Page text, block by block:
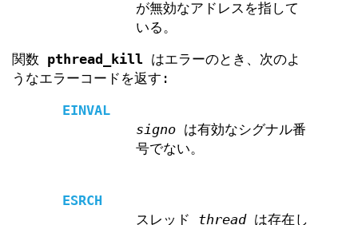
が無効なアドレスを指して
いる。
関数 pthread_kill はエラーのとき、次のよ
うなエラーコードを返す:
EINVAL
signoは有効なシグナル番
号でない。
ESRCH
スレッド threadは存在し